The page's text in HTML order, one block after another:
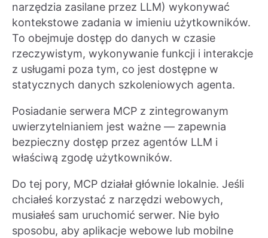
narzędzia zasilane przez LLM) wykonywać
kontekstowe zadania w imieniu użytkowników.
To obejmuje dostęp do danych w czasie
rzeczywistym, wykonywanie funkcji i interakcje
z usługami poza tym, co jest dostępne w
statycznych danych szkoleniowych agenta.
Posiadanie serwera MCP z zintegrowanym
uwierzytelnianiem jest ważne — zapewnia
bezpieczny dostęp przez agentów LLM i
właściwą zgodę użytkowników.
Do tej pory, MCP działał głównie lokalnie. Jeśli
chciałeś korzystać z narzędzi webowych,
musiałeś sam uruchomić serwer. Nie było
sposobu, aby aplikacje webowe lub mobilne